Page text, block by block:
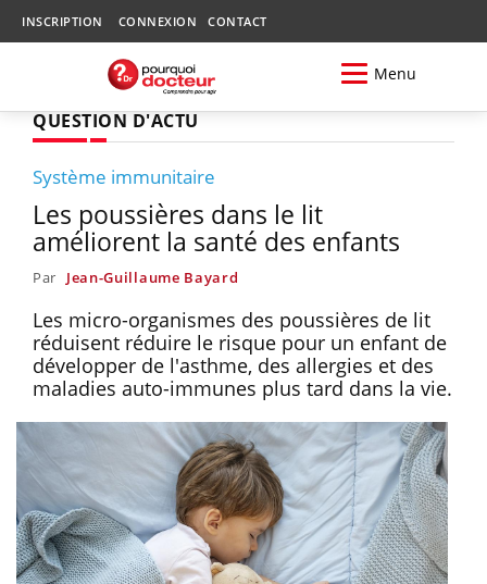
INSCRIPTION CONNEXION CONTACT
Menu
QUESTION D'ACTU
Système immunitaire
Les poussières dans le lit
améliorent la santé des enfants
Par Jean-Guillaume Bayard
Les micro-organismes des poussières de lit
réduisent réduire le risque pour un enfant de
développer de l'asthme, des allergies et des
maladies auto-immunes plus tard dans la vie.